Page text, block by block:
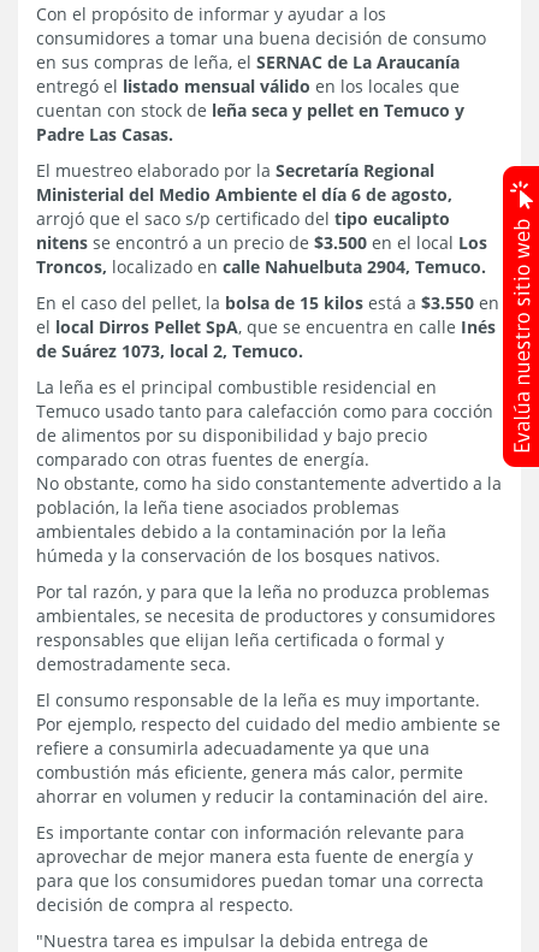
Con el propósito de informar y ayudar a los
consumidores a tomar una buena decisión de consumo
en sus compras de leña, el SERNAC de La Araucanía
entregó el listado mensual válido en los locales que
cuentan con stock de leña seca y pellet en Temuco y
Padre Las Casas.
El muestreo elaborado por la Secretaría Regional
Ministerial del Medio Ambiente el día 6 de agosto,
arrojó que el saco s/p certificado del tipo eucalipto
nitens se encontró a un precio de $3.500 en el local Los
Troncos, localizado en calle Nahuelbuta 2904, Temuco.
En el caso del pellet, la bolsa de 15 kilos está a $3.550 en
el local Dirros Pellet SpA, que se encuentra en calle Inés
de Suárez 1073, local 2, Temuco.
La leña es el principal combustible residencial en
Temuco usado tanto para calefacción como para cocción
de alimentos por su disponibilidad y bajo precio
comparado con otras fuentes de energía.
No obstante, como ha sido constantemente advertido a la
población, la leña tiene asociados problemas
ambientales debido a la contaminación por la leña
húmeda y la conservación de los bosques nativos.
Por tal razón, y para que la leña no produzca problemas
ambientales, se necesita de productores y consumidores
responsables que elijan leña certificada o formal y
demostradamente seca.
El consumo responsable de la leña es muy importante.
Por ejemplo, respecto del cuidado del medio ambiente se
refiere a consumirla adecuadamente ya que una
combustión más eficiente, genera más calor, permite
ahorrar en volumen y reducir la contaminación del aire.
Es importante contar con información relevante para
aprovechar de mejor manera esta fuente de energía y
para que los consumidores puedan tomar una correcta
decisión de compra al respecto.
"Nuestra tarea es impulsar la debida entrega de